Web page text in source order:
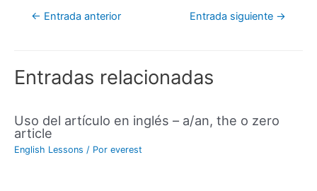
← Entrada anterior Entrada siguiente →
Entradas relacionadas
Uso del artículo en inglés – a/an, the o zero
article
English Lessons / Por everest